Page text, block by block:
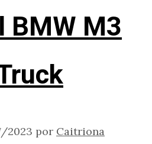
BMW M3
2023 por Caitriona